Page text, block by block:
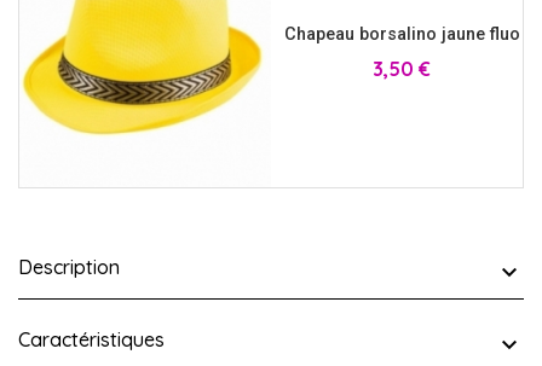
Chapeau borsalino jaune fluo
Prix
3,50 €
Description
Caractéristiques